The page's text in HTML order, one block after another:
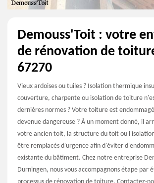
Demouss'Toit : votre
de rénovation de
67270
Vieux ardoises ou tuiles ? Isolation thermique
couverture, charpente ou isolation de toiture
dernières normes ? Votre toiture est
devenue dangereuse ? À un moment donné, il
votre ancien toit, la structure du toit ou
être remplacés d'urgence afin d'éviter
existante du bâtiment. Chez notre entreprise
Durningen, nous vous accompagnons étape par